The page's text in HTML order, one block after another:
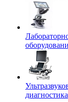
диагностика